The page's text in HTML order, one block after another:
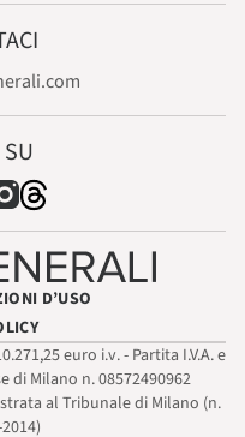
D’USO
euro i.v. - Partita I.V.A. e
di Milano n. 08572490962
al Tribunale di Milano (n.